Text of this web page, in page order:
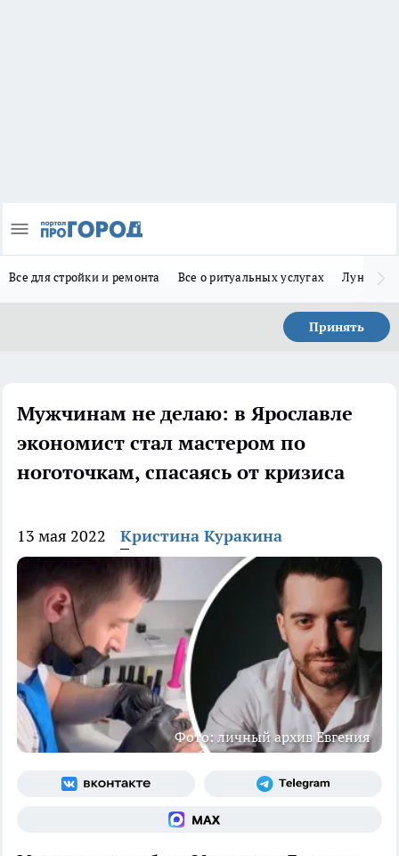
Все для стройки и ремонта Все о ритуальных услугах Лунно-
Принять
Мужчинам не делаю: в Ярославле
экономист стал мастером по
ноготочкам, спасаясь от кризиса
13 мая 2022 Кристина Куракина
Фото: личный архив Евгения